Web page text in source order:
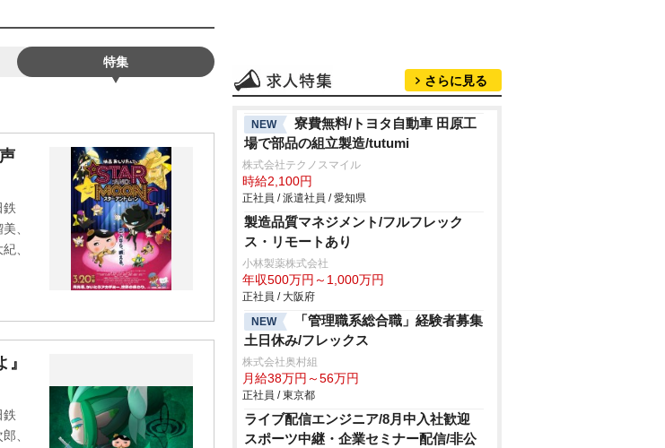
特集
鉄
、
、
鉄
、
さらに見る
NEW
寮費無料/トヨタ自動車 田原工
場で部品の組立製造/tutumi
株式会社テクノスマイル
時給2,100円
正社員 / 派遣社員 / 愛知県
製造品質マネジメント/フルフレック
ス・リモートあり
小林製薬株式会社
年収500万円～1,000万円
正社員 / 大阪府
NEW
「管理職系総合職」経験者募集
土日休み/フレックス
株式会社奥村組
月給38万円～56万円
正社員 / 東京都
ライブ配信エンジニア/8月中入社歓迎
スポーツ中継・企業セミナー配信/非公